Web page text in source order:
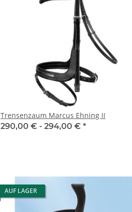
Trensenzaum Marcus Ehning II
290,00 € - 294,00 € *
AUF LAGER